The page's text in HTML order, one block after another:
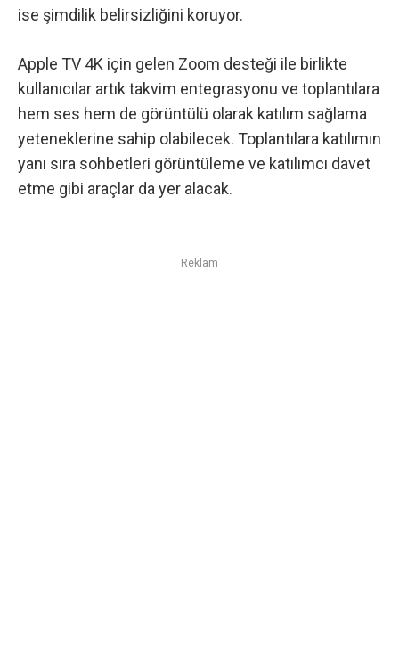
ise şimdilik belirsizliğini koruyor.
Apple TV 4K için gelen Zoom desteği ile birlikte
kullanıcılar artık takvim entegrasyonu ve toplantılara
hem ses hem de görüntülü olarak katılım sağlama
yeteneklerine sahip olabilecek. Toplantılara katılımın
yanı sıra sohbetleri görüntüleme ve katılımcı davet
etme gibi araçlar da yer alacak.
Reklam